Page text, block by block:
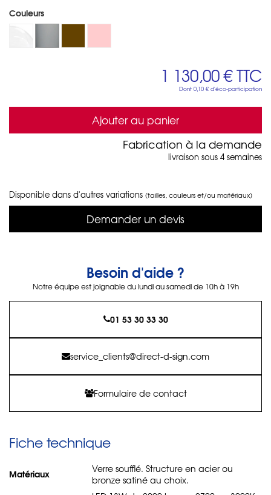
Couleurs
1 130,00 €TTC
Dont 0,10 € d'éco-participation
Ajouter au panier
Fabrication à la demande
livraison sous 4 semaines
Disponible dans d'autres variations (tailles, couleurs et/ou matériaux)
Demander un devis
Besoin d'aide ?
Notre équipe est joignable du lundi au samedi de 10h à 19h
01 53 30 33 30
service_clients@direct-d-sign.com
Formulaire de contact
Fiche technique
Matériaux
Verre soufflé. Structure en acier ou
bronze satiné au choix.